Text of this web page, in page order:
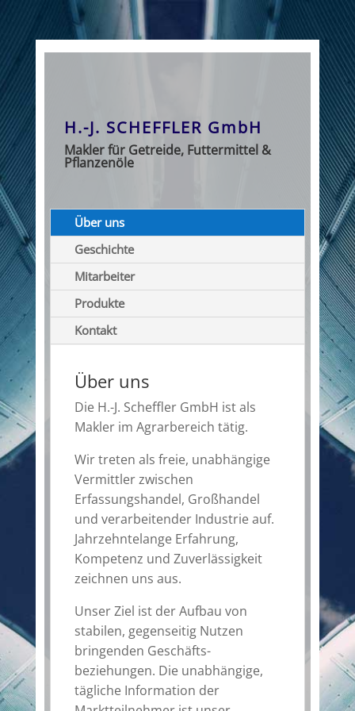
H.-J. SCHEFFLER GmbH
Makler für Getreide, Futtermittel &
Pflanzenöle
Über uns
Geschichte
Mitarbeiter
Produkte
Kontakt
Über uns
Die H.-J. Scheffler GmbH ist als
Makler im Agrarbereich tätig.
Wir treten als freie, unabhängige
Vermittler zwischen
Erfassungshandel, Großhandel
und verarbeitender Industrie auf.
Jahrzehntelange Erfahrung,
Kompe­tenz und Zuverlässigkeit
zeichnen uns aus.
Unser Ziel ist der Aufbau von
stabilen, gegenseitig Nutzen
bringenden Ge­schäfts­
beziehungen. Die unabhängige,
tägliche Information der